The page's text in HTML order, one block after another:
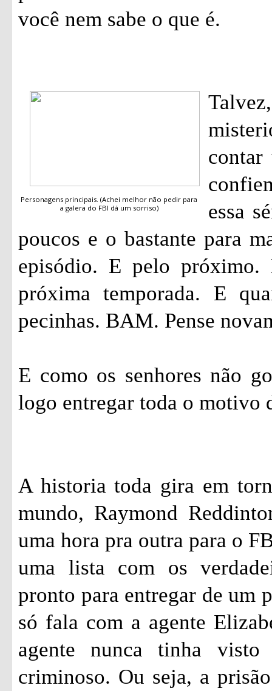
você nem sabe o que é.
Personagens principais. (Achei melhor não pedir para
a galera do FBI dá um sorriso)
contar
essa
poucos e o bastante para
episódio. E pelo
próxima temporada. E
pecinhas. BAM. Pense
E como os senhores não
logo entregar toda o motivo
A historia toda gira em
mundo, Raymond
uma hora pra outra para o
uma lista com os
pronto para entregar de um
só fala com a agente
agente nunca tinha
criminoso. Ou seja, a